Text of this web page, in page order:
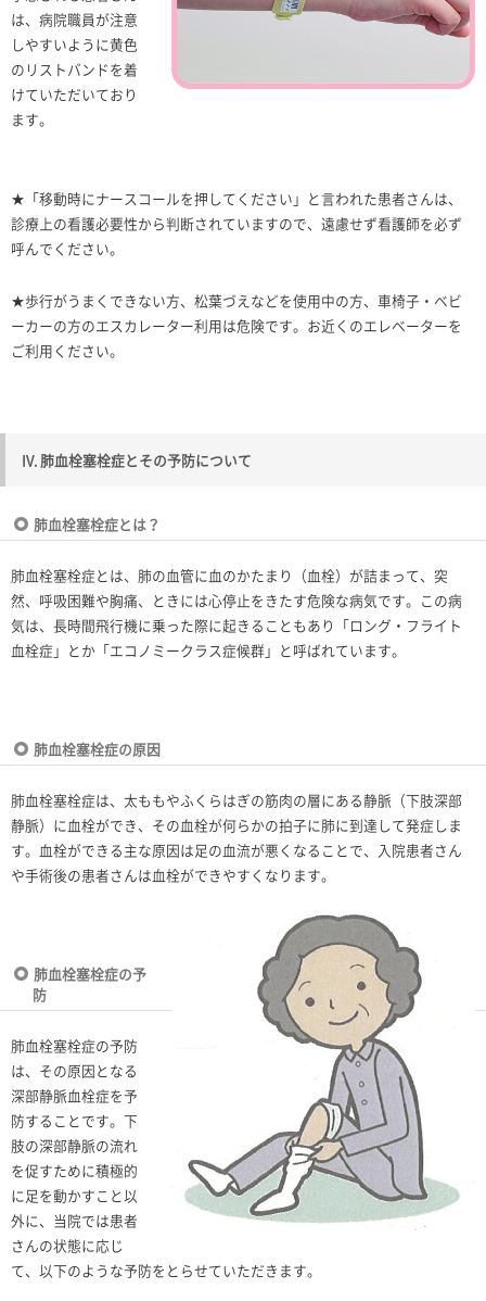
は、病院職員が注意
しやすいように黄色
のリストバンドを着
けていただいており
ます。
★「移動時にナースコールを押してください」と言われた患者さんは、
診療上の看護必要性から判断されていますので、遠慮せず看護師を必ず
呼んでください。
★歩行がうまくできない方、松葉づえなどを使用中の方、車椅子・ベビ
ーカーの方のエスカレーター利用は危険です。お近くのエレベーターを
ご利用ください。
IV. 肺血栓塞栓症とその予防について
肺血栓塞栓症とは？
肺血栓塞栓症とは、肺の血管に血のかたまり（血栓）が詰まって、突
然、呼吸困難や胸痛、ときには心停止をきたす危険な病気です。この病
気は、長時間飛行機に乗った際に起きることもあり「ロング・フライト
血栓症」とか「エコノミークラス症候群」と呼ばれています。
肺血栓塞栓症の原因
肺血栓塞栓症は、太ももやふくらはぎの筋肉の層にある静脈（下肢深部
静脈）に血栓ができ、その血栓が何らかの拍子に肺に到達して発症しま
す。血栓ができる主な原因は足の血流が悪くなることで、入院患者さん
や手術後の患者さんは血栓ができやすくなります。
肺血栓塞栓症の予
防
肺血栓塞栓症の予防
は、その原因となる
深部静脈血栓症を予
防することです。下
肢の深部静脈の流れ
を促すために積極的
に足を動かすこと以
外に、当院では患者
さんの状態に応じ
て、以下のような予防をとらせていただきます。